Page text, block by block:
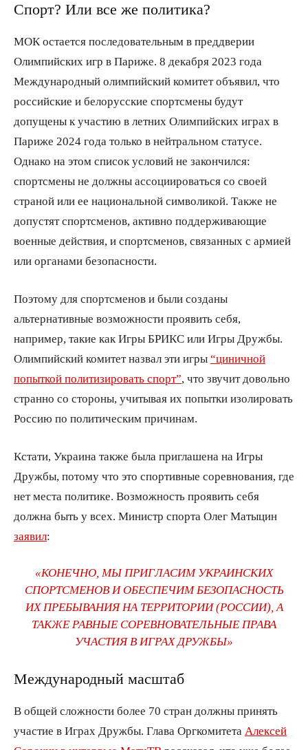
Спорт? Или все же политика?
МОК остается последовательным в преддверии
Олимпийских игр в Париже. 8 декабря 2023 года
Международный олимпийский комитет объявил, что
российские и белорусские спортсмены будут
допущены к участию в летних Олимпийских играх в
Париже 2024 года только в нейтральном статусе.
Однако на этом список условий не закончился:
спортсмены не должны ассоциироваться со своей
страной или ее национальной символикой. Также не
допустят спортсменов, активно поддерживающие
военные действия, и спортсменов, связанных с армией
или органами безопасности.
Поэтому для спортсменов и были созданы
альтернативные возможности проявить себя,
например, такие как Игры БРИКС или Игры Дружбы.
Олимпийский комитет назвал эти игры “циничной
попыткой политизировать спорт” , что звучит довольно
странно со стороны, учитывая их попытки изолировать
Россию по политическим причинам.
Кстати, Украина также была приглашена на Игры
Дружбы, потому что это спортивные соревнования, где
нет места политике. Возможность проявить себя
должна быть у всех. Министр спорта Олег Матыцин
заявил:
«КОНЕЧНО, МЫ ПРИГЛАСИМ УКРАИНСКИХ
СПОРТСМЕНОВ И ОБЕСПЕЧИМ БЕЗОПАСНОСТЬ
ИХ ПРЕБЫВАНИЯ НА ТЕРРИТОРИИ (РОССИИ), А
ТАКЖЕ РАВНЫЕ СОРЕВНОВАТЕЛЬНЫЕ ПРАВА
УЧАСТИЯ В ИГРАХ ДРУЖБЫ»
Международный масштаб
В общей сложности более 70 стран должны принять
участие в Играх Дружбы. Глава Оргкомитета Алексей